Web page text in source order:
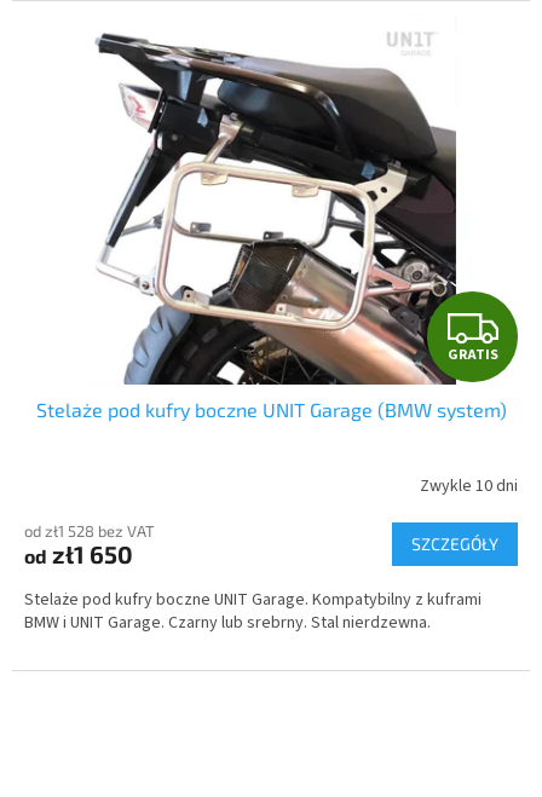
chłodzony.
G
R
A
T
I
S
GRATIS
Stelaże pod kufry boczne UNIT Garage (BMW system)
Zwykle 10 dni
od zł1 528 bez VAT
od zł1 650 SZCZEGÓŁY
Stelaże pod kufry boczne UNIT Garage. Kompatybilny z kuframi
BMW i UNIT Garage. Czarny lub srebrny. Stal nierdzewna.